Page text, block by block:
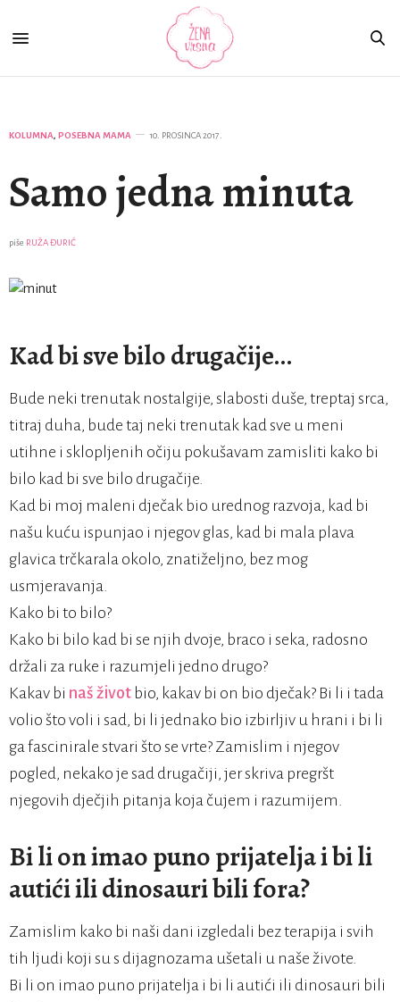
KOLUMNA, POSEBNA MAMA 10. PROSINCA 2017.
Samo jedna minuta
piše RUŽA ĐURIĆ
Kad bi sve bilo drugačije…
Bude neki trenutak nostalgije, slabosti duše, treptaj srca,
titraj duha, bude taj neki trenutak kad sve u meni
utihne i sklopljenih očiju pokušavam zamisliti kako bi
bilo kad bi sve bilo drugačije.
Kad bi moj maleni dječak bio urednog razvoja, kad bi
našu kuću ispunjao i njegov glas, kad bi mala plava
glavica trčkarala okolo, znatiželjno, bez mog
usmjeravanja.
Kako bi to bilo?
Kako bi bilo kad bi se njih dvoje, braco i seka, radosno
držali za ruke i razumjeli jedno drugo?
Kakav bi naš život bio, kakav bi on bio dječak? Bi li i tada
volio što voli i sad, bi li jednako bio izbirljiv u hrani i bi li
ga fascinirale stvari što se vrte? Zamislim i njegov
pogled, nekako je sad drugačiji, jer skriva pregršt
njegovih dječjih pitanja koja čujem i razumijem.
Bi li on imao puno prijatelja i bi li
autići ili dinosauri bili fora?
Zamislim kako bi naši dani izgledali bez terapija i svih
tih ljudi koji su s dijagnozama ušetali u naše živote.
Bi li on imao puno prijatelja i bi li autići ili dinosauri bili